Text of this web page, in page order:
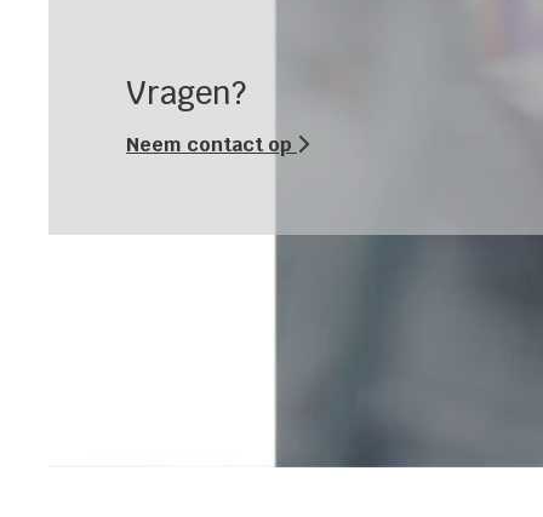
Vragen?
Neem contact op